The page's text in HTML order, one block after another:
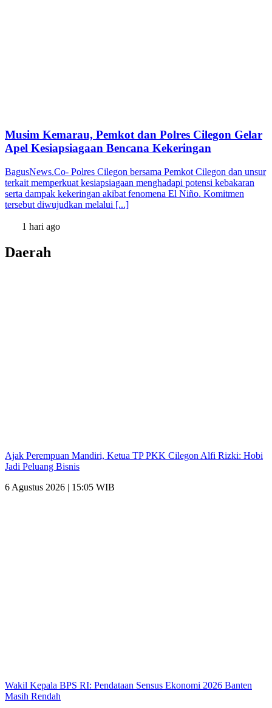
Musim Kemarau, Pemkot dan Polres Cilegon Gelar
Apel Kesiapsiagaan Bencana Kekeringan
BagusNews.Co- Polres Cilegon bersama Pemkot Cilegon dan unsur
terkait memperkuat kesiapsiagaan menghadapi potensi kebakaran
serta dampak kekeringan akibat fenomena El Niño. Komitmen
tersebut diwujudkan melalui [...]
1 hari ago
Daerah
Ajak Perempuan Mandiri, Ketua TP PKK Cilegon Alfi Rizki: Hobi
Jadi Peluang Bisnis
6 Agustus 2026 | 15:05 WIB
Wakil Kepala BPS RI: Pendataan Sensus Ekonomi 2026 Banten
Masih Rendah